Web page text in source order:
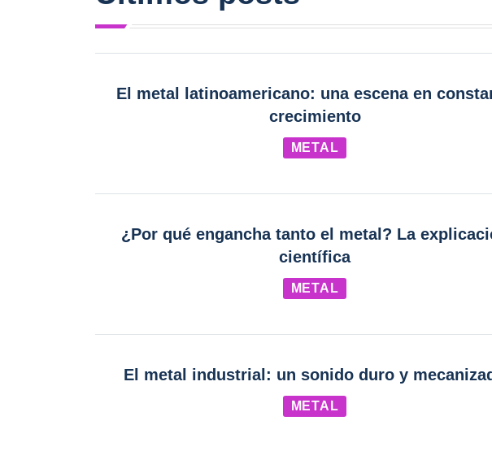
El metal latinoamericano: una escena en
crecimiento
METAL
¿Por qué engancha tanto el metal? La
científica
METAL
El metal industrial: un sonido duro y
METAL